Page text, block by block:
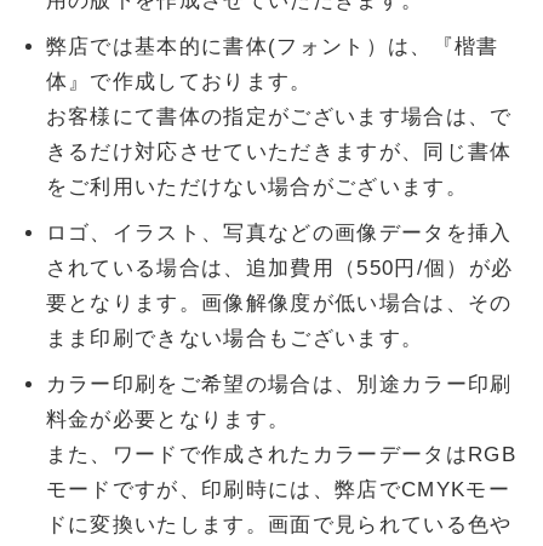
弊店では基本的に書体(フォント）は、『楷書
体』で作成しております。
お客様にて書体の指定がございます場合は、で
きるだけ対応させていただきますが、同じ書体
をご利用いただけない場合がございます。
ロゴ、イラスト、写真などの画像データを挿入
されている場合は、追加費用（550円/個）が必
要となります。画像解像度が低い場合は、その
まま印刷できない場合もございます。
カラー印刷をご希望の場合は、別途カラー印刷
料金が必要となります。
また、ワードで作成されたカラーデータはRGB
モードですが、印刷時には、弊店でCMYKモー
ドに変換いたします。画面で見られている色や